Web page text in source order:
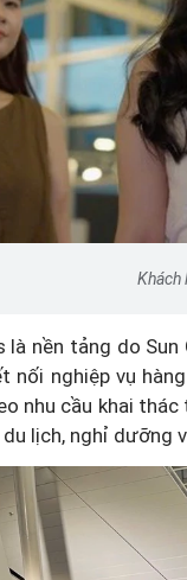
Khách
là nền tảng do
nối nghiệp vụ
nhu cầu khai
lịch, nghỉ dưỡng